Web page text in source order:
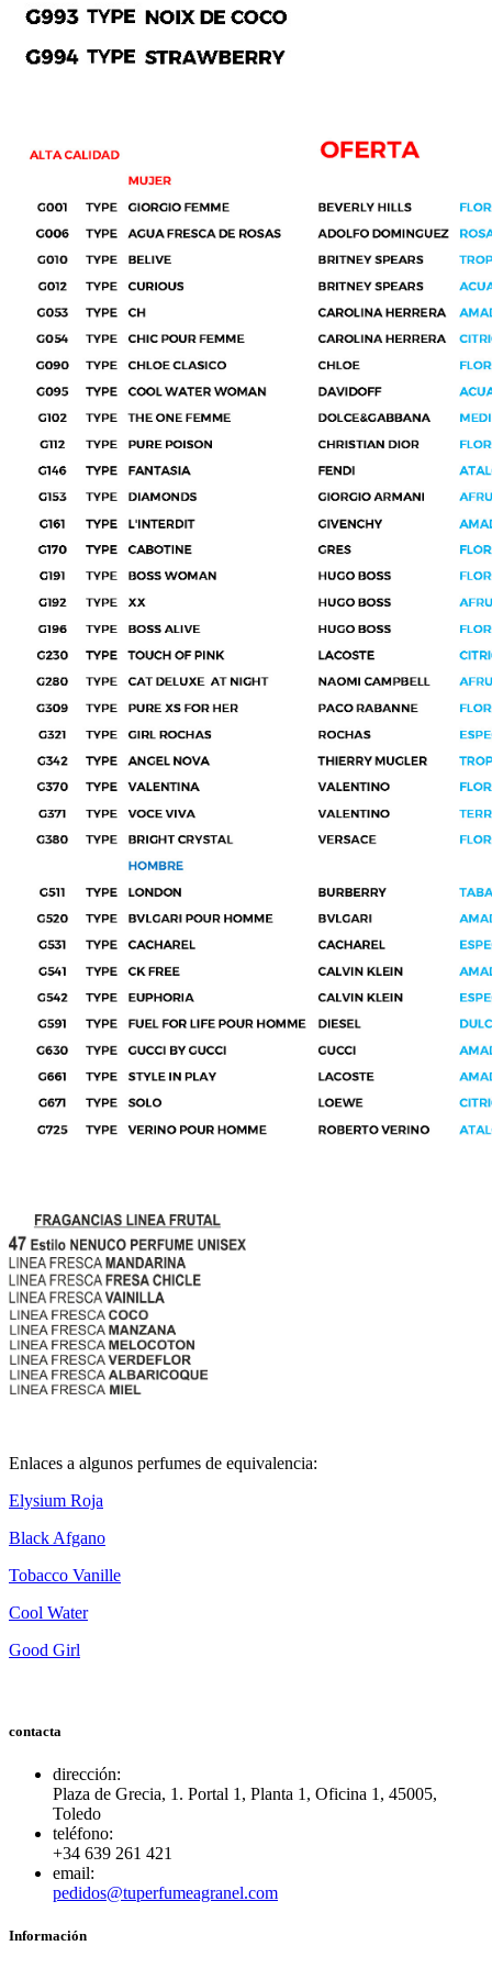
Enlaces a algunos perfumes de equivalencia:
Elysium Roja
Black Afgano
Tobacco Vanille
Cool Water
Good Girl
contacta
dirección:
Plaza de Grecia, 1. Portal 1, Planta 1, Oficina 1, 45005,
Toledo
teléfono:
+34 639 261 421
email:
pedidos@tuperfumeagranel.com
Información